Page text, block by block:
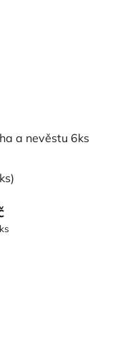
a nevěstu 6ks